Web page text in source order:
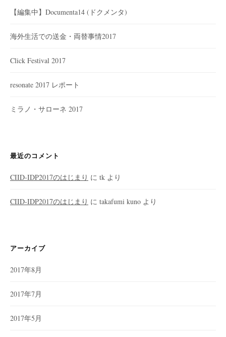
【編集中】Documenta14 (ドクメンタ)
海外生活での送金・両替事情2017
Click Festival 2017
resonate 2017 レポート
ミラノ・サローネ 2017
最近のコメント
CIID-IDP2017のはじまり に tk より
CIID-IDP2017のはじまり に takafumi kuno より
アーカイブ
2017年8月
2017年7月
2017年5月